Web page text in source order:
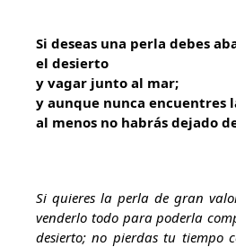
Si deseas una perla debes
el desierto
y vagar junto al mar;
y aunque nunca encuentres
al menos no habrás dejado
Si quieres la perla de gran
venderlo todo para poderla
desierto; no pierdas tu tiempo